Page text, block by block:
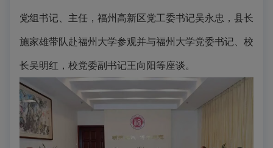
党组书记、主任，福州高新区党工委书记吴永忠，县长
施家雄带队赴福州大学参观并与福州大学党委书记、校
长吴明红，校党委副书记王向阳等座谈。